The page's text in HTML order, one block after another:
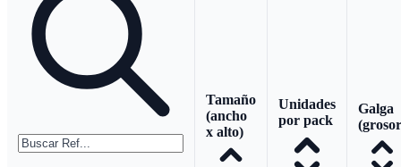
Tamaño
(ancho
x alto)
Unidades
por pack
Galga